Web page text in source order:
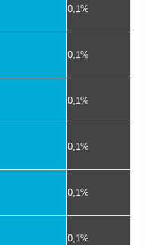
0,1%
0,1%
0,1%
0,1%
0,1%
0,1%